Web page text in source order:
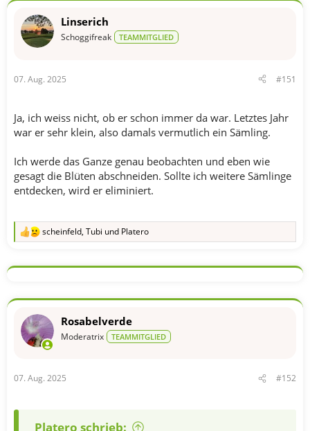
Linserich
Schoggifreak TEAMMITGLIED
07. Aug. 2025 #151
Ja, ich weiss nicht, ob er schon immer da war. Letztes Jahr
war er sehr klein, also damals vermutlich ein Sämling.
Ich werde das Ganze genau beobachten und eben wie
gesagt die Blüten abschneiden. Sollte ich weitere Sämlinge
entdecken, wird er eliminiert.
R
k
o
e
n
scheinfeld, Tubi und Platero
Rosabelverde
Moderatrix TEAMMITGLIED
07. Aug. 2025 #152
Platero schrieb: